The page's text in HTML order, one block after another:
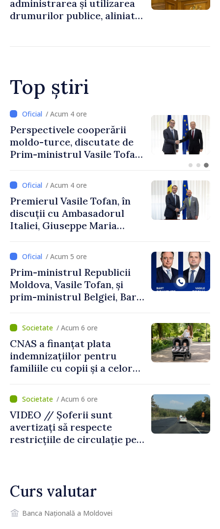
administrarea și utilizarea
drumurilor publice, aliniată
Top știri
/ Acum 2 ore
Forumul Diasporei //
Republica Moldova,
promovată în Elveția prin
exporturi
/ Acum 4 ore
Premierul Vasile Tofan, în
discuții cu Ambasadorul
Italiei, Giuseppe Maria
/ Acum 5 ore
Prim-ministrul Republicii
Moldova, Vasile Tofan, și
prim-ministrul Belgiei, Bart
despre parcursul european
al Republicii Moldova.
/ Acum 6 ore
CNAS a finanțat plata
indemnizațiilor pentru
familiile cu copii și a celor
temporară de muncă
/ Acum 6 ore
VIDEO // Șoferii sunt
avertizați să respecte
restricțiile de circulație pe
Curs valutar
Banca Națională a Moldovei